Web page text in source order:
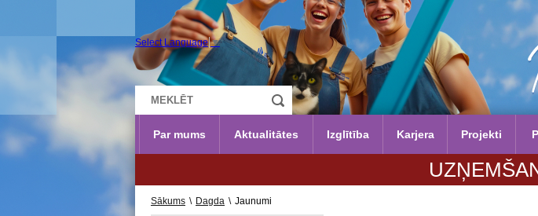
Select Language ▼
Par mums Aktualitātes Izglītība Karjera Projekti
UZŅEMŠANA
Sākums \ Dagda \ Jaunumi